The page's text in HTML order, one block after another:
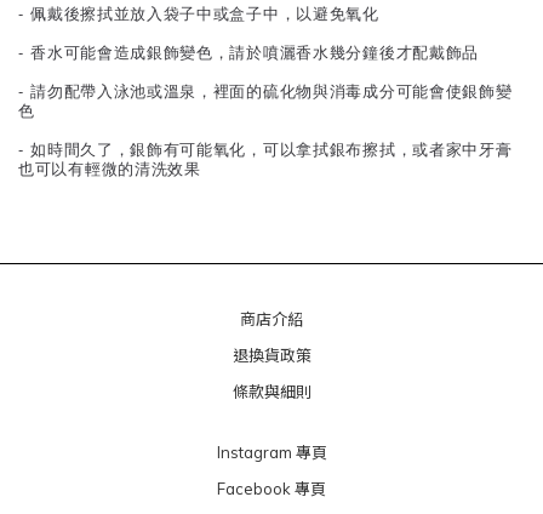
- 佩戴後擦拭並放入袋子中或盒子中，以避免氧化
- 香水可能會造成銀飾變色，請於噴灑香水幾分鐘後才配戴飾品
- 請勿配帶入泳池或溫泉，裡面的硫化物與消毒成分可能會使銀飾變
色
- 如時間久了，銀飾有可能氧化，可以拿拭銀布擦拭，或者家中牙膏
也可以有輕微的清洗效果
商店介紹
退換貨政策
條款與細則
Instagram 專頁
Facebook 專頁